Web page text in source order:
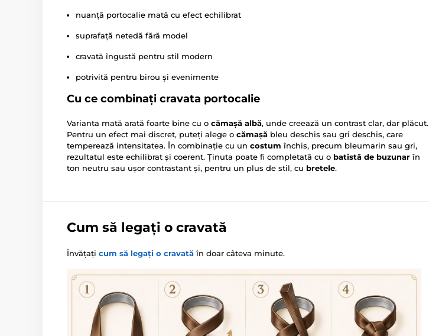
nuanță portocalie mată cu efect echilibrat
suprafață netedă fără model
cravată îngustă pentru stil modern
potrivită pentru birou și evenimente
Cu ce combinați cravata portocalie
Varianta mată arată foarte bine cu o cămașă albă, unde creează un contrast clar, dar plăcut.
Pentru un efect mai discret, puteți alege o cămașă bleu deschis sau gri deschis, care
temperează intensitatea. În combinație cu un costum închis, precum bleumarin sau gri,
rezultatul este echilibrat și coerent. Ținuta poate fi completată cu o batistă de buzunar în
ton neutru sau ușor contrastant și, pentru un plus de stil, cu bretele.
Cum să legați o cravată
Învățați cum să legați o cravată în doar câteva minute.